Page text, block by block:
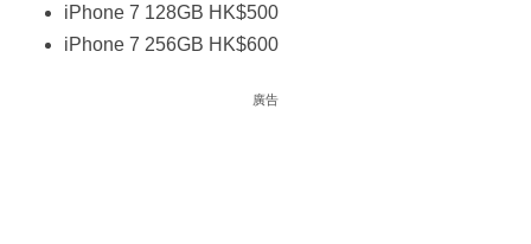
iPhone 7 128GB HK$500
iPhone 7 256GB HK$600
廣告